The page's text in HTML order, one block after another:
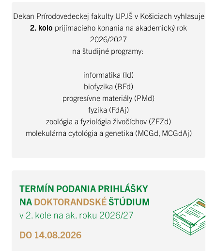
Dekan Prírodovedeckej fakulty UPJŠ v Košiciach vyhlasuje
2. kolo prijímacieho konania na akademický rok
2026/2027
na študijné programy:
informatika (Id)
biofyzika (BFd)
progresívne materiály (PMd)
fyzika (FdAj)
zoológia a fyziológia živočíchov (ZFZd)
molekulárna cytológia a genetika (MCGd, MCGdAj)
TERMÍN PODANIA PRIHLÁŠKY
NA DOKTORANDSKÉŠTÚDIUM
v 2. kole na ak. roku 2026/27
DO 14.08.2026